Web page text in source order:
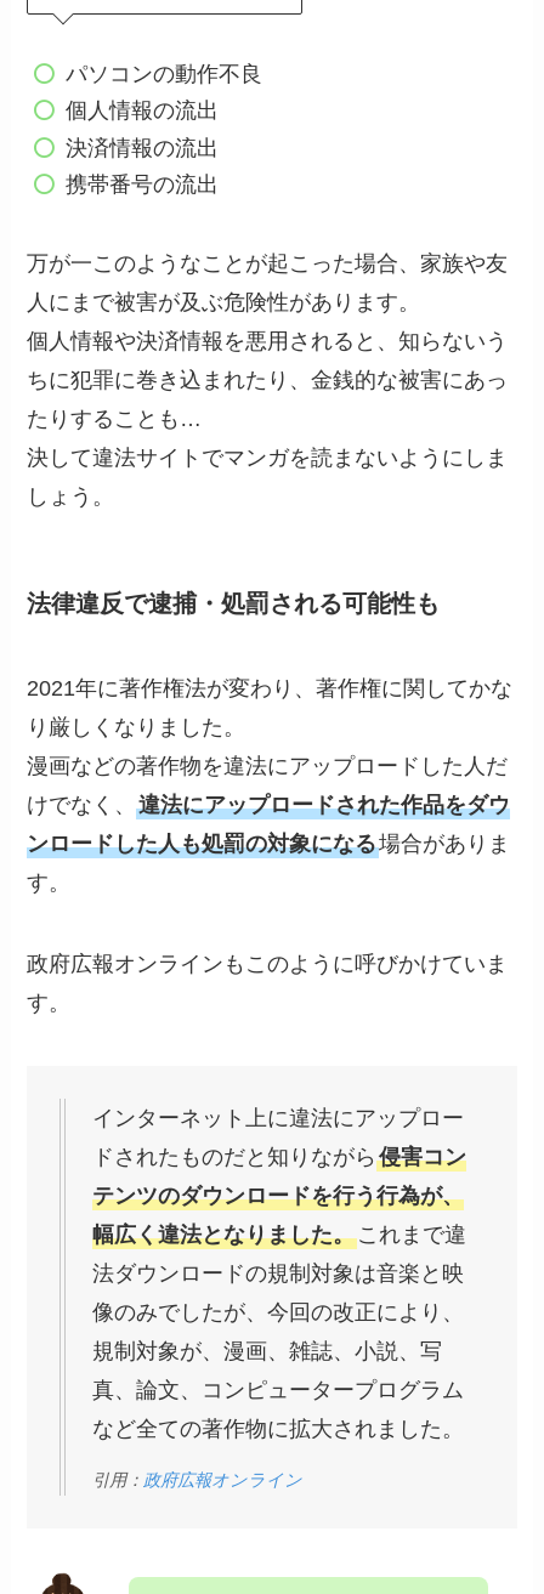
パソコンの動作不良
個人情報の流出
決済情報の流出
携帯番号の流出
万が一このようなことが起こった場合、家族や友
人にまで被害が及ぶ危険性があります。
個人情報や決済情報を悪用されると、知らないう
ちに犯罪に巻き込まれたり、金銭的な被害にあっ
たりすることも…
決して違法サイトでマンガを読まないようにしま
しょう。
法律違反で逮捕・処罰される可能性も
2021年に著作権法が変わり、著作権に関してかな
り厳しくなりました。
漫画などの著作物を違法にアップロードした人だ
けでなく、違法にアップロードされた作品をダウ
ンロードした人も処罰の対象になる場合がありま
す。
政府広報オンラインもこのように呼びかけていま
す。
インターネット上に違法にアップロー
ドされたものだと知りながら侵害コン
テンツのダウンロードを行う行為が、
幅広く違法となりました。これまで違
法ダウンロードの規制対象は音楽と映
像のみでしたが、今回の改正により、
規制対象が、漫画、雑誌、小説、写
真、論文、コンピュータープログラム
など全ての著作物に拡大されました。
引用： 政府広報オンライン